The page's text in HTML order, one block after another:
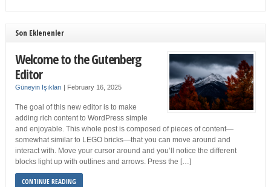
Son Eklenenler
Welcome to the Gutenberg
Editor
Güneyin Işıkları | February 16, 2025
The goal of this new editor is to make
adding rich content to WordPress simple
and enjoyable. This whole post is composed of pieces of content—
somewhat similar to LEGO bricks—that you can move around and
interact with. Move your cursor around and you’ll notice the different
blocks light up with outlines and arrows. Press the […]
CONTINUE READING